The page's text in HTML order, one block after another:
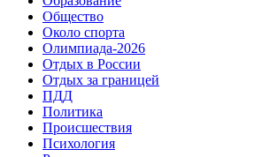
Общество
Около спорта
Олимпиада-2026
Отдых в России
Отдых за границей
ПДД
Политика
Происшествия
Психология